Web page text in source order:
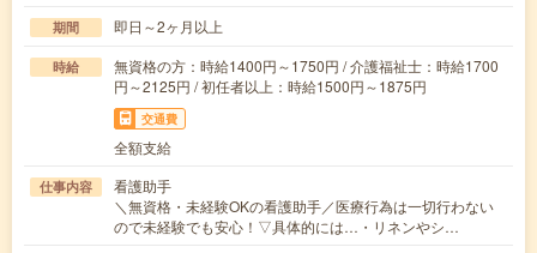
期間 即日～2ヶ月以上
時給
無資格の方：時給1400円～1750円 / 介護福祉士：時給1700
円～2125円 / 初任者以上：時給1500円～1875円
交通費
全額支給
仕事内容
看護助手
＼無資格・未経験OKの看護助手／医療行為は一切行わない
ので未経験でも安心！▽具体的には…・リネンやシ…